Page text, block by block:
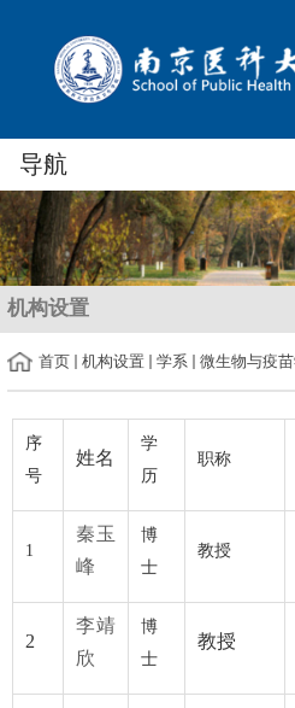
导航
机构设置
首页 机构设置 学系 微生物与疫
序
号
姓名
学
历
职称
1
秦玉
峰
博
士
教授
2
李靖
欣
博
士
教授